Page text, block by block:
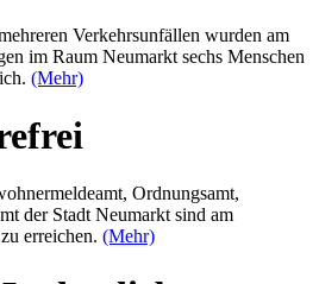
Verkehrsunfällen wurden am
im Raum Neumarkt sechs Menschen
(Mehr)
Ordnungsamt,
der Stadt Neumarkt sind am
erreichen. (Mehr)